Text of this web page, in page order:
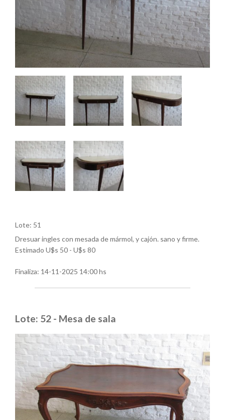
Lote: 51
Dresuar ingles con mesada de mármol, y cajón. sano y firme.
Estimado U$s 50 - U$s 80
Finaliza: 14-11-2025 14:00 hs
Lote: 52 - Mesa de sala